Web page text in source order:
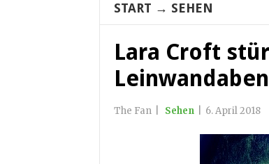
START → SEHEN
Lara Croft
The Fan Sehen 6. April 2018